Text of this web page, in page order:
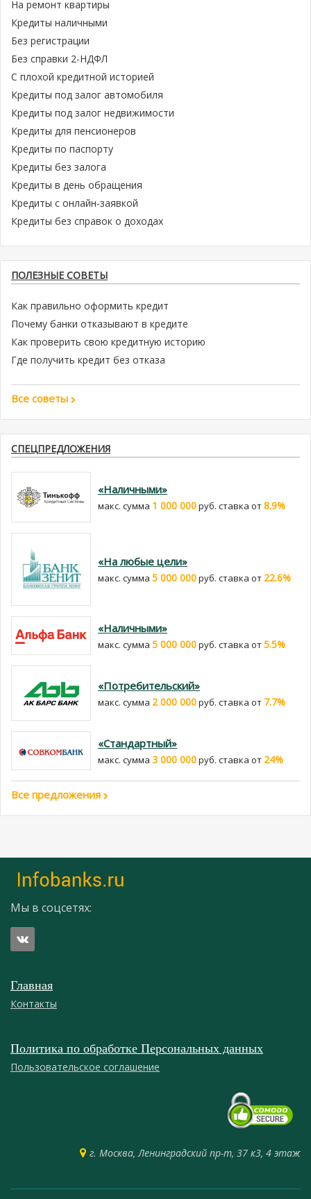
На ремонт квартиры
Кредиты наличными
Без регистрации
Без справки 2-НДФЛ
С плохой кредитной историей
Кредиты под залог автомобиля
Кредиты под залог недвижимости
Кредиты для пенсионеров
Кредиты по паспорту
Кредиты без залога
Кредиты в день обращения
Кредиты с онлайн-заявкой
Кредиты без справок о доходах
ПОЛЕЗНЫЕ СОВЕТЫ
Как правильно оформить кредит
Почему банки отказывают в кредите
Как проверить свою кредитную историю
Где получить кредит без отказа
Все советы
СПЕЦПРЕДЛОЖЕНИЯ
«Наличными»
макс. сумма 1 000 000руб. cтавка от8.9%
«На любые цели»
макс. сумма 5 000 000руб. cтавка от 22.6%
«Наличными»
макс. сумма 5 000 000руб. cтавка от5.5%
«Потребительский»
макс. сумма 2 000 000руб. cтавка от 7.7%
«Стандартный»
макс. сумма 3 000 000руб. cтавка от 24%
Все предложения
Мы в соцсетях:
Главная
Контакты
Политика по обработке Персональных данных
Пользовательское соглашение
г. Москва, Ленинградский пр-т, 37 к3, 4 этаж